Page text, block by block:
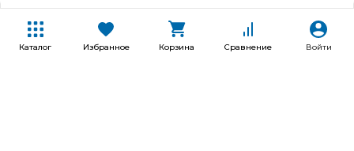
Каталог Избранное Корзина Сравнение Войти
Покупателям